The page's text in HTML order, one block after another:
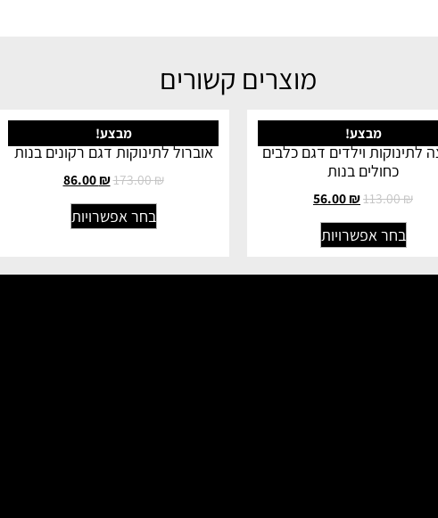
מוצרים קשורים
מבצע!
לתינוקות וילדים דגם כלבים
כחולים בנות
113.00₪
56.00 ₪
בחר אפשרויות
מבצע!
אוברול לתינוקות דגם רקונים בנות
173.00₪
86.00 ₪
בחר אפשרויות